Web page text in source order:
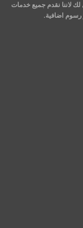
لك لاننا نقدم جميع خدمات